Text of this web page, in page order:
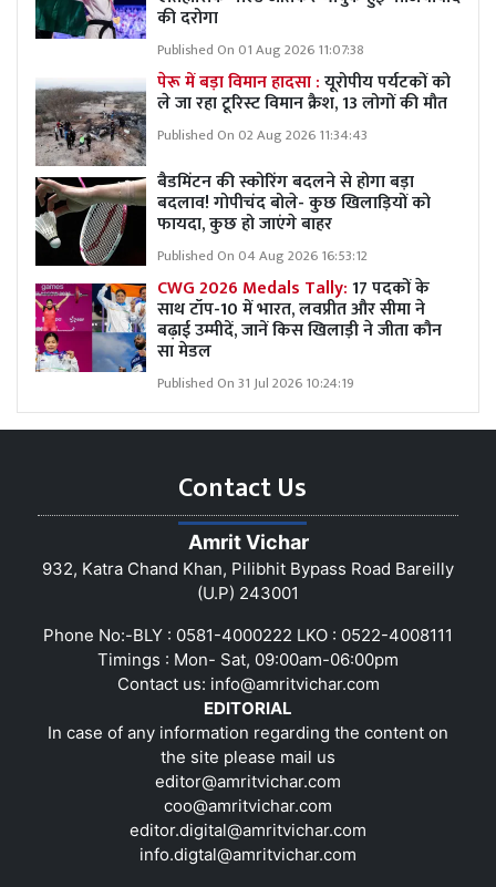
की दरोगा
Published On 01 Aug 2026 11:07:38
पेरू में बड़ा विमान हादसा :यूरोपीय पर्यटकों को
ले जा रहा टूरिस्ट विमान क्रैश, 13 लोगों की मौत
Published On 02 Aug 2026 11:34:43
बैडमिंटन की स्कोरिंग बदलने से होगा बड़ा
बदलाव! गोपीचंद बोले- कुछ खिलाड़ियों को
फायदा, कुछ हो जाएंगे बाहर
Published On 04 Aug 2026 16:53:12
CWG 2026 Medals Tally:17 पदकों के
साथ टॉप-10 में भारत, लवप्रीत और सीमा ने
बढ़ाई उम्मीदें, जानें किस खिलाड़ी ने जीता कौन
सा मेडल
Published On 31 Jul 2026 10:24:19
Contact Us
Amrit Vichar
932, Katra Chand Khan, Pilibhit Bypass Road Bareilly
(U.P) 243001
Phone No:-BLY : 0581-4000222 LKO : 0522-4008111
Timings : Mon- Sat, 09:00am-06:00pm
Contact us: info@amritvichar.com
EDITORIAL
In case of any information regarding the content on
the site please mail us
editor@amritvichar.com
coo@amritvichar.com
editor.digital@amritvichar.com
info.digtal@amritvichar.com